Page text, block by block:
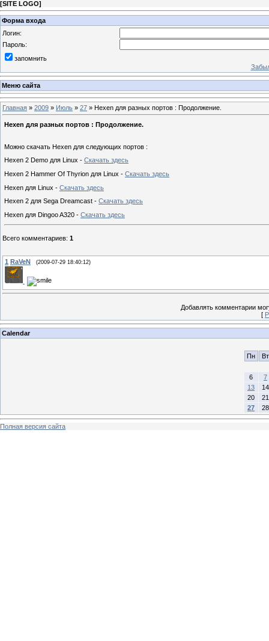
[SITE LOGO]
Форма входа
Логин:
Пароль:
запомнить
Меню сайта
Главная » 2009 » Июль » 27 » Hexen для разных портов : Продолжение.
Hexen для разных портов : Продолжение.
Можно скачать Hexen для следующих портов :
Hexen 2 Demo для Linux - Скачать здесь
Hexen 2 Hammer Of Thyrion для Linux - Скачать здесь
Hexen для Linux - Скачать здесь
Hexen 2 для Sega Dreamcast - Скачать здесь
Hexen для Dingoo A320 - Скачать здесь
Всего комментариев: 1
1 RaVeN (2009-07-29 18:40:12)
Добавлять комментарии
[
Calendar
Пн Вт
6
7
13
14
20
21
27
28
Полная версия сайта